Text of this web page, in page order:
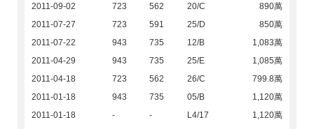
2011-09-02
723 562 20/C
890萬
2011-07-27
723 591 25/D
850萬
2011-07-22
943 735 12/B
1,083萬
2011-04-29
943 735 25/E
1,085萬
2011-04-18
723 562 26/C
799.8萬
2011-01-18
943 735 05/B
1,120萬
2011-01-18
- - L4/17 1,120萬